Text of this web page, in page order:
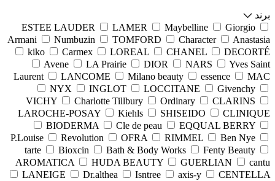
برند
ESTEE LAUDER
LAMER Maybelline
Giorgio
Armani
Numbuzin TOMFORD Character
Anastasia
kiko
Carmex LOREAL CHANEL
DECORTÉ
Avene
LA Prairie DIOR NARS
Yves Saint
Laurent
LANCOME Milano beauty essence
MAC
NYX
INGLOT LOCCITANE
Givenchy
VICHY
Charlotte Tillbury Ordinary
CLARINS
LAROCHE-POSAY
Kiehls SHISEIDO
CLINIQUE
BIODERMA
Cle de peau
EQQUAL BERRY
P.Louise
Revolution OFRA RIMMEL
Ben Nye
tarte
Bioxcin Bath & Body Works
Fenty Beauty
AROMATICA
HUDA BEAUTY GUERLIAN
cantu
LANEIGE
Dr.althea Isntree axis-y
CENTELLA